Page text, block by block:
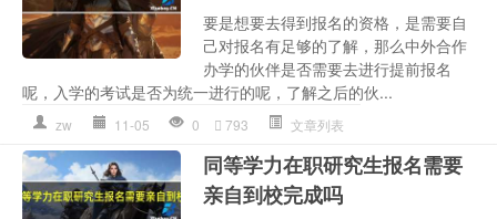
要是想要去得到报名的资格，是需要自
己对报名有足够的了解，那么中外合作
办学的伙伴是否需要去进行提前报名
呢，入学的考试是否为统一进行的呢，了解之后的伙...
zw 11-05 0 793 文章列表
同等学力在职研究生报名需要
亲自到校完成吗